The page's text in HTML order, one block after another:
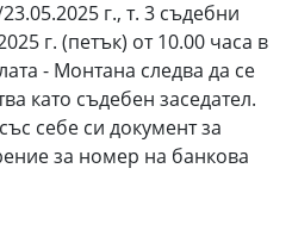
г., т. 3 съдебни
г. (петък) от 10.00 часа в
- Монтана следва да се
като съдебен заседател.
себе си документ за
за номер на банкова